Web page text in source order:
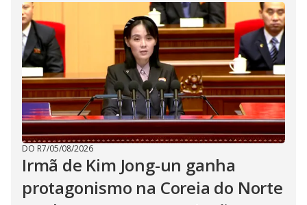
DO R7/05/08/2026
Irmã de Kim Jong-un ganha
protagonismo na Coreia do Norte